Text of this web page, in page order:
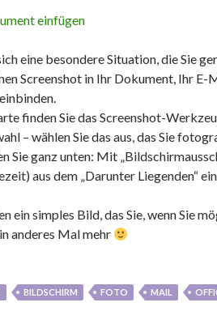
eine besondere Situation, die Sie
Screenshot in Ihr Dokument, Ihr
finden Sie das Screenshot-
– wählen Sie das aus, das Sie
Sie ganz unten: Mit
aus dem „Darunter Liegenden“
ein simples Bild, das Sie, wenn Sie
anderes Mal mehr
BILDSCHIRM FOTO MAIL